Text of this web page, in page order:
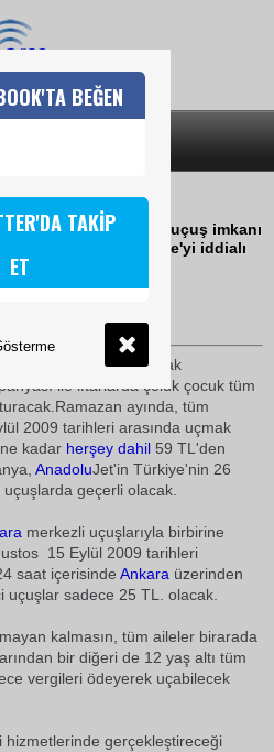
PROMOSYON
ekonomik uçuş imkanı
ayında tüm Türkiye'yi iddialı
Jet, bu kaçırılmayacak
ile iftarlarda çoluk çocuk tüm
ayında, tüm
2009 tarihleri arasında uçmak
kadar herşey dahil 59 TL'den
AnadoluJet'in Türkiye'nin 26
geçerli olacak.
merkezli uçuşlarıyla birbirine
 15 Eylül 2009 tarihleri
saat içerisinde Ankara üzerinden
uçuşlar sadece 25 TL. olacak.
kalmasın, tüm aileler birarada
bir diğeri de 12 yaş altı tüm
vergileri ödeyerek uçabilecek
gerçekleştireceği
BEĞEN
TAKİP
ET